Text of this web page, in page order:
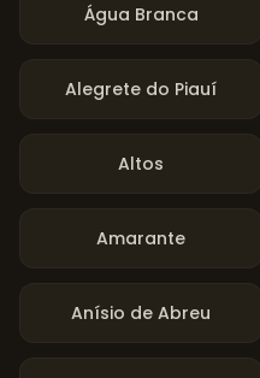
Água Branca
Alegrete do Piauí
Altos
Amarante
Anísio de Abreu